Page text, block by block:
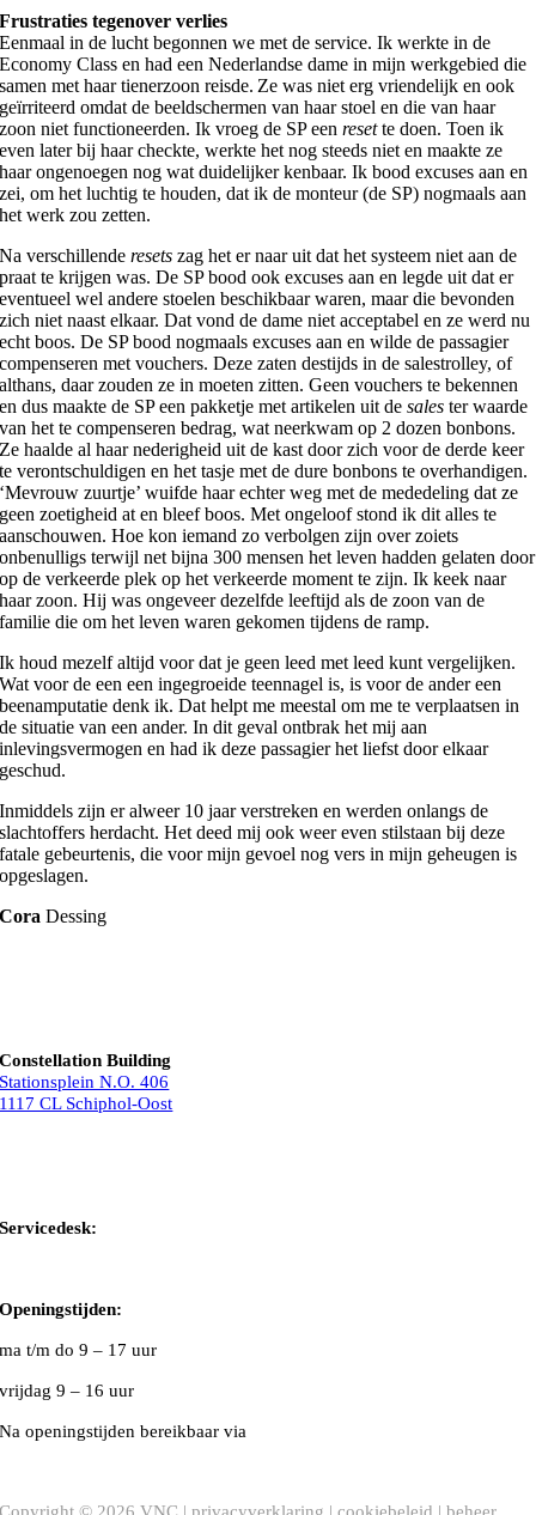
Frustraties tegenover verlies
Eenmaal in de lucht begonnen we met de service. Ik werkte in de
Economy Class en had een Nederlandse dame in mijn werkgebied die
samen met haar tienerzoon reisde. Ze was niet erg vriendelijk en ook
geïrriteerd omdat de beeldschermen van haar stoel en die van haar
zoon niet functioneerden. Ik vroeg de SP eenresette doen. Toen ik
even later bij haar checkte, werkte het nog steeds niet en maakte ze
haar ongenoegen nog wat duidelijker kenbaar. Ik bood excuses aan en
zei, om het luchtig te houden, dat ik de monteur (de SP) nogmaals aan
het werk zou zetten.
Na verschillenderesets zag het er naar uit dat het systeem niet aan de
praat te krijgen was. De SP bood ook excuses aan en legde uit dat er
eventueel wel andere stoelen beschikbaar waren, maar die bevonden
zich niet naast elkaar. Dat vond de dame niet acceptabel en ze werd nu
echt boos. De SP bood nogmaals excuses aan en wilde de passagier
compenseren met vouchers. Deze zaten destijds in de salestrolley, of
althans, daar zouden ze in moeten zitten. Geen vouchers te bekennen
en dus maakte de SP een pakketje met artikelen uit desales ter waarde
van het te compenseren bedrag, wat neerkwam op 2 dozen bonbons.
Ze haalde al haar nederigheid uit de kast door zich voor de derde keer
te verontschuldigen en het tasje met de dure bonbons te overhandigen.
‘Mevrouw zuurtje’ wuifde haar echter weg met de mededeling dat ze
geen zoetigheid at en bleef boos. Met ongeloof stond ik dit alles te
aanschouwen. Hoe kon iemand zo verbolgen zijn over zoiets
onbenulligs terwijl net bijna 300 mensen het leven hadden gelaten door
op de verkeerde plek op het verkeerde moment te zijn. Ik keek naar
haar zoon. Hij was ongeveer dezelfde leeftijd als de zoon van de
familie die om het leven waren gekomen tijdens de ramp.
Ik houd mezelf altijd voor dat je geen leed met leed kunt vergelijken.
Wat voor de een een ingegroeide teennagel is, is voor de ander een
beenamputatie denk ik. Dat helpt me meestal om me te verplaatsen in
de situatie van een ander. In dit geval ontbrak het mij aan
inlevingsvermogen en had ik deze passagier het liefst door elkaar
geschud.
Inmiddels zijn er alweer 10 jaar verstreken en werden onlangs de
slachtoffers herdacht. Het deed mij ook weer even stilstaan bij deze
fatale gebeurtenis, die voor mijn gevoel nog vers in mijn geheugen is
opgeslagen.
Cora Dessing
Constellation Building
Stationsplein N.O. 406
1117 CL Schiphol-Oost
Servicedesk:
Openingstijden:
ma t/m do9 – 17 uur
vrijdag 9 – 16 uur
Na openingstijden bereikbaar via